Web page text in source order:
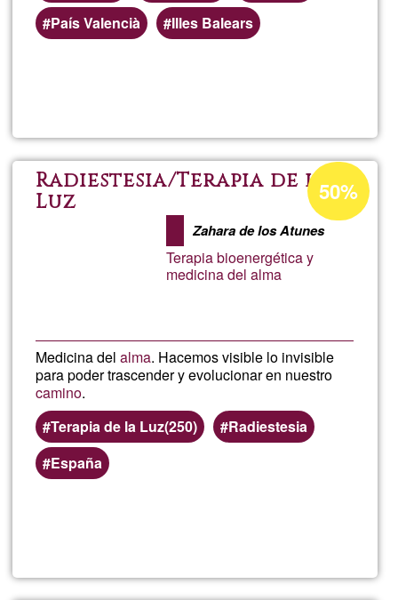
País Valencià
Illes Balears
Radiestesia/Terapia de la
Luz
Zahara de los Atunes
Terapia bioenergética y
medicina del alma
Medicina delalma. Hacemos visible lo invisible
para poder trascender y evolucionar en nuestro
camino.
Terapia de la Luz(250)
Radiestesia
España
Percentatge
d'acceptació
de
50%